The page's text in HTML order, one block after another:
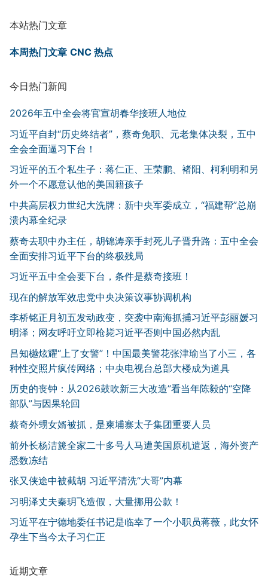
本站热门文章
本周热门文章 CNC 热点
今日热门新闻
2026年五中全会将官宣胡春华接班人地位
习近平自封“历史终结者”，蔡奇免职、元老集体决裂，五中
全会全面逼习下台！
习近平的五个私生子：蒋仁正、王荣鹏、褚阳、柯利明和另
外一个不愿意认他的美国籍孩子
中共高层权力世纪大洗牌：新中央军委成立，“福建帮”总崩
溃内幕全纪录
蔡奇去职中办主任，胡锦涛亲手封死儿子晋升路：五中全会
全面安排习近平下台的终极残局
习近平五中全会要下台，条件是蔡奇接班！
现在的解放军效忠党中央决策议事协调机构
李桥铭正月初五发动政变，突袭中南海抓捕习近平彭丽媛习
明泽；网友呼吁立即枪毙习近平否则中国必然内乱
吕知樾炫耀“上了女警”！中国最美警花张津瑜当了小三，各
种性交照片疯传网络；中央电视台总部大楼成为道具
历史的丧钟：从2026鼓吹新三大改造”看当年陈毅的“空降
部队”与因果轮回
蔡奇外甥女婿被抓，是柬埔寨太子集团重要人员
前外长杨洁篪全家二十多号人马遭美国原机遣返，海外资产
悉数冻结
张又侠途中被截胡 习近平清洗“大哥”内幕
习明泽丈夫秦玥飞造假，大量挪用公款！
习近平在宁德地委任书记是临幸了一个小职员蒋薇，此女怀
孕生下当今太子习仁正
近期文章